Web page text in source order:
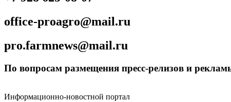
office-proagro@mail.ru
pro.farmnews@mail.ru
По вопросам размещения пресс-релизов и
Информационно-новостной портал